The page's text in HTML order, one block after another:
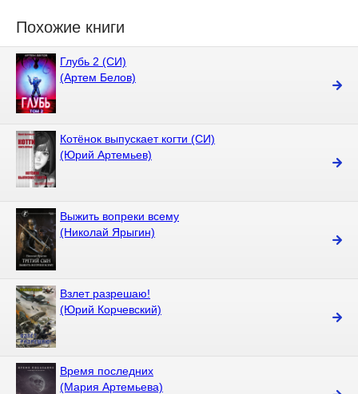
Похожие книги
Глубь 2 (СИ)
(Артем Белов)
Котёнок выпускает когти (СИ)
(Юрий Артемьев)
Выжить вопреки всему
(Николай Ярыгин)
Взлет разрешаю!
(Юрий Корчевский)
Время последних
(Мария Артемьева)